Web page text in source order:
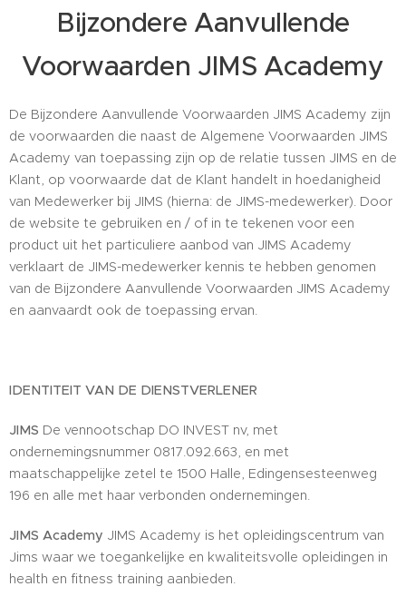
Bijzondere Aanvullende
Voorwaarden JIMS Academy
De Bijzondere Aanvullende Voorwaarden JIMS Academy zijn
de voorwaarden die naast de Algemene Voorwaarden JIMS
Academy van toepassing zijn op de relatie tussen JIMS en de
Klant, op voorwaarde dat de Klant handelt in hoedanigheid
van Medewerker bij JIMS (hierna: de JIMS-medewerker). Door
de website te gebruiken en / of in te tekenen voor een
product uit het particuliere aanbod van JIMS Academy
verklaart de JIMS-medewerker kennis te hebben genomen
van de Bijzondere Aanvullende Voorwaarden JIMS Academy
en aanvaardt ook de toepassing ervan.
IDENTITEIT VAN DE DIENSTVERLENER
JIMS De vennootschap DO INVEST nv, met
ondernemingsnummer 0817.092.663, en met
maatschappelijke zetel te 1500 Halle, Edingensesteenweg
196 en alle met haar verbonden ondernemingen.
JIMS Academy JIMS Academy is het opleidingscentrum van
Jims waar we toegankelijke en kwaliteitsvolle opleidingen in
health en fitness training aanbieden.